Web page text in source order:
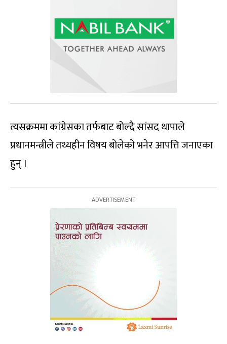
त्यसक्रममा कांग्रेसका तर्फबाट बोल्दै सांसद थापाले
प्रधानमन्त्रीले तथ्यहीन विषय बोलेको भनेर आपत्ति जनाएका
हुन् ।